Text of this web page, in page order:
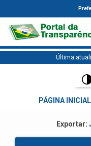
Última
PÁGINA INICIAL
Exportar: